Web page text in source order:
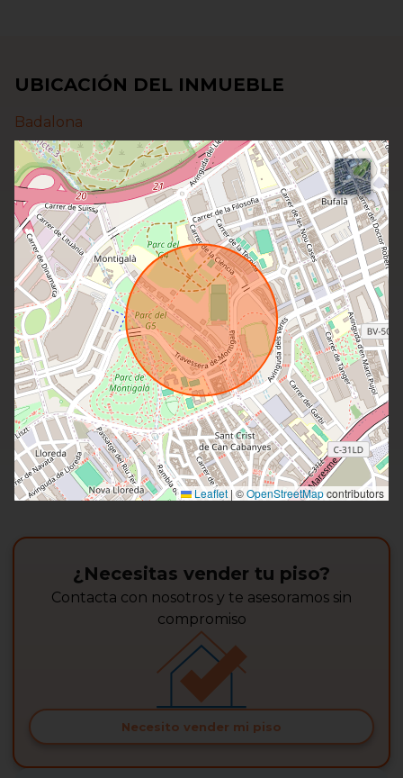
UBICACIÓN DEL INMUEBLE
Badalona
Leaflet | ©OpenStreetMapcontributors
¿Necesitas vender tu piso?
Contacta con nosotros y te asesoramos sin
compromiso
Necesito vender mi piso